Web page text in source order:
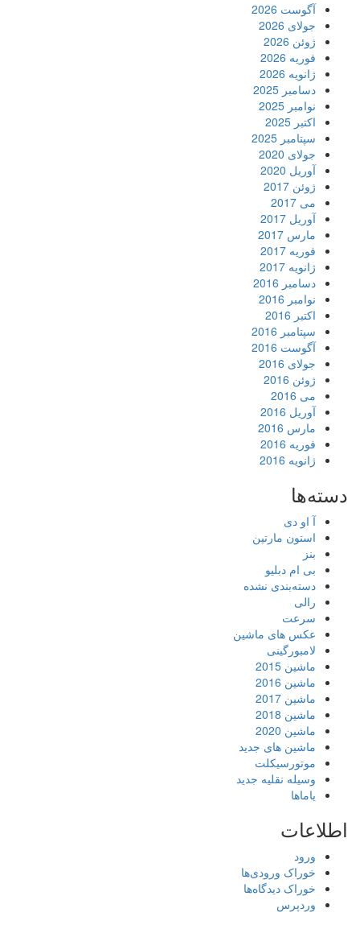
آگوست 2026
جولای 2026
ژوئن 2026
فوریه 2026
ژانویه 2026
دسامبر 2025
نوامبر 2025
اکتبر 2025
سپتامبر 2025
جولای 2020
آوریل 2020
ژوئن 2017
می 2017
آوریل 2017
مارس 2017
فوریه 2017
ژانویه 2017
دسامبر 2016
نوامبر 2016
اکتبر 2016
سپتامبر 2016
آگوست 2016
جولای 2016
ژوئن 2016
می 2016
آوریل 2016
مارس 2016
فوریه 2016
ژانویه 2016
دسته‌ها
آ او دی
استون مارتین
بنز
بی ام دبلیو
دسته‌بندی نشده
رالی
سرعت
عکس های ماشین
لامبورگینی
ماشین 2015
ماشین 2016
ماشین 2017
ماشین 2018
ماشین 2020
ماشین های جدید
موتورسیکلت
وسیله نقلیه جدید
یاماها
اطلاعات
ورود
خوراک ورودی‌ها
خوراک دیدگاه‌ها
وردپرس